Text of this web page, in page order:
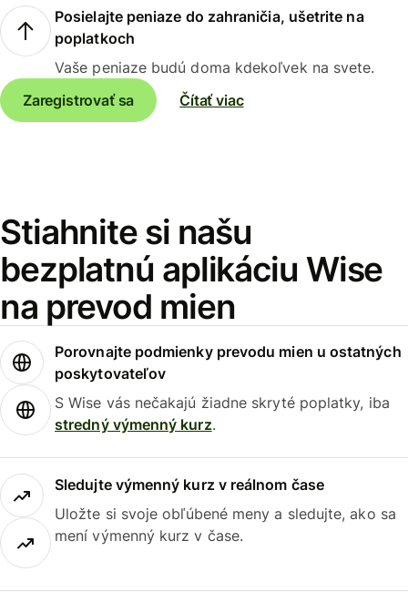
Posielajte peniaze do zahraničia, ušetrite na
poplatkoch
Vaše peniaze budú doma kdekoľvek na svete.
Zaregistrovať sa
Čítať viac
Stiahnite si našu
bezplatnú aplikáciu Wise
na prevod mien
Porovnajte podmienky prevodu mien u ostatných
poskytovateľov
S Wise vás nečakajú žiadne skryté poplatky, iba
stredný výmenný kurz.
Sledujte výmenný kurz v reálnom čase
Uložte si svoje obľúbené meny a sledujte, ako sa
mení výmenný kurz v čase.